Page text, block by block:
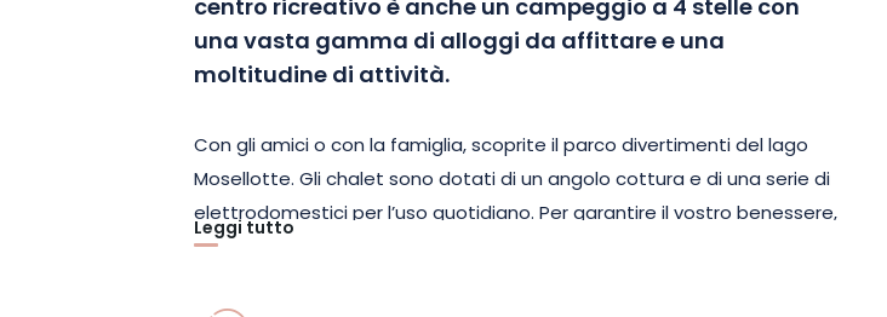
centro ricreativo è anche un campeggio a 4 stelle con
una vasta gamma di alloggi da affittare e una
moltitudine di attività.
Con gli amici o con la famiglia, scoprite il parco divertimenti del lago
Mosellotte. Gli chalet sono dotati di un angolo cottura e di una serie di
elettrodomestici per l’uso quotidiano. Per garantire il vostro benessere,
ogni chalet in affitto dispone anche di una terrazza con mobili da
Leggi tutto